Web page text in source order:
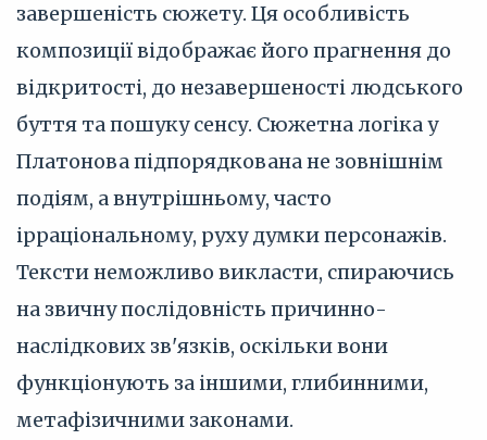
завершеність сюжету. Ця особливість
композиції відображає його прагнення до
відкритості, до незавершеності людського
буття та пошуку сенсу. Сюжетна логіка у
Платонова підпорядкована не зовнішнім
подіям, а внутрішньому, часто
ірраціональному, руху думки персонажів.
Тексти неможливо викласти, спираючись
на звичну послідовність причинно-
наслідкових зв'язків, оскільки вони
функціонують за іншими, глибинними,
метафізичними законами.